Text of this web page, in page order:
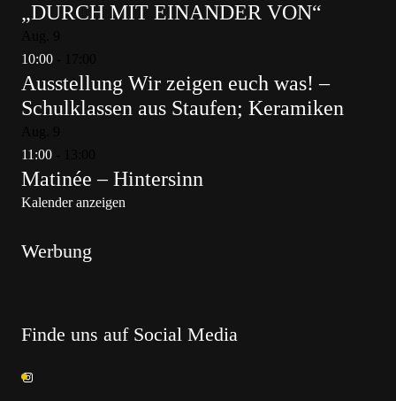
„DURCH MIT EINANDER VON“
10:00
Ausstellung Wir zeigen euch was! –
Schulklassen aus Staufen; Keramiken
11:00
Matinée – Hintersinn
Kalender anzeigen
Werbung
Finde uns auf Social Media